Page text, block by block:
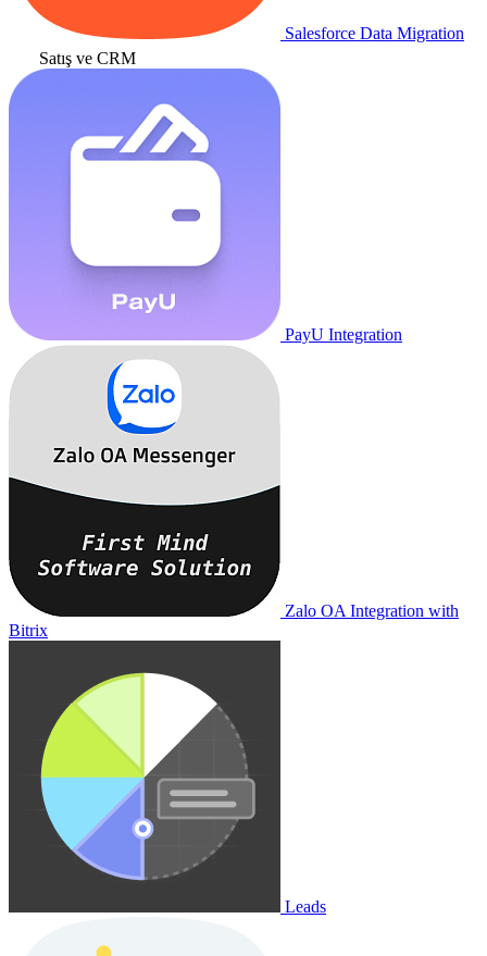
Salesforce Data Migration
Satış ve CRM
PayU Integration
Zalo OA Integration with
Bitrix
Leads